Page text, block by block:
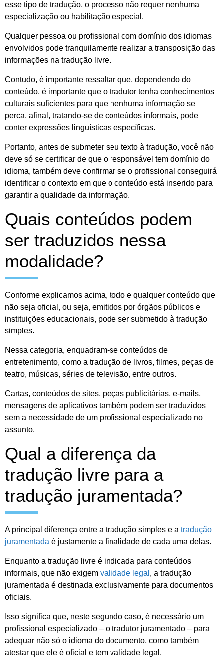
esse tipo de tradução, o processo não requer nenhuma
especialização ou habilitação especial.
Qualquer pessoa ou profissional com domínio dos idiomas
envolvidos pode tranquilamente realizar a transposição das
informações na tradução livre.
Contudo, é importante ressaltar que, dependendo do
conteúdo, é importante que o tradutor tenha conhecimentos
culturais suficientes para que nenhuma informação se
perca, afinal, tratando-se de conteúdos informais, pode
conter expressões linguísticas específicas.
Portanto, antes de submeter seu texto à tradução, você não
deve só se certificar de que o responsável tem domínio do
idioma, também deve confirmar se o profissional conseguirá
identificar o contexto em que o conteúdo está inserido para
garantir a qualidade da informação.
Quais conteúdos podem
ser traduzidos nessa
modalidade?
Conforme explicamos acima, todo e qualquer conteúdo que
não seja oficial, ou seja, emitidos por órgãos públicos e
instituições educacionais, pode ser submetido à tradução
simples.
Nessa categoria, enquadram-se conteúdos de
entretenimento, como a tradução de livros, filmes, peças de
teatro, músicas, séries de televisão, entre outros.
Cartas, conteúdos de sites, peças publicitárias, e-mails,
mensagens de aplicativos também podem ser traduzidos
sem a necessidade de um profissional especializado no
assunto.
Qual a diferença da
tradução livre para a
tradução juramentada?
A principal diferença entre a tradução simples e a tradução
juramentada é justamente a finalidade de cada uma delas.
Enquanto a tradução livre é indicada para conteúdos
informais, que não exigem validade legal , a tradução
juramentada é destinada exclusivamente para documentos
oficiais.
Isso significa que, neste segundo caso, é necessário um
profissional especializado – o tradutor juramentado – para
adequar não só o idioma do documento, como também
atestar que ele é oficial e tem validade legal.